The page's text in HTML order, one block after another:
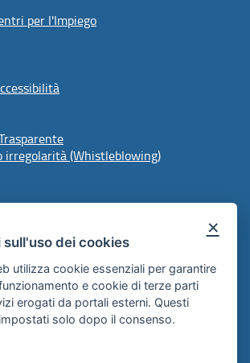
per l'Impiego
irregolarità (Whistleblowing)
×
sull'uso dei cookies
utilizza cookie essenziali per garantire
e cookie di terze parti
erogati da portali esterni. Questi
solo dopo il consenso.